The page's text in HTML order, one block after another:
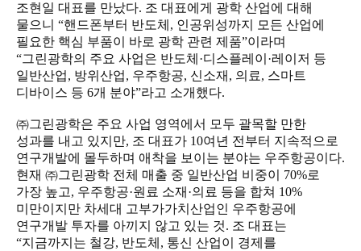
조현일 대표를 만났다. 조 대표에게 광학 산업에 대해
물으니 “핸드폰부터 반도체, 인공위성까지 모든 산업에
필요한 핵심 부품이 바로 광학 관련 제품”이라며
“그린광학의 주요 사업은 반도체·디스플레이·레이저 등
일반산업, 방위산업, 우주항공, 신소재, 의료, 스마트
디바이스 등 6개 분야”라고 소개했다.
㈜그린광학은 주요 사업 영역에서 모두 괄목할 만한
성과를 내고 있지만, 조 대표가 10여년 전부터 지속적으로
연구개발에 몰두하며 애착을 보이는 분야는 우주항공이다.
현재 ㈜그린광학 전체 매출 중 일반산업 비중이 70%로
가장 높고, 우주항공·원료 소재·의료 등을 합쳐 10%
미만이지만 차세대 고부가가치산업인 우주항공에
연구개발 투자를 아끼지 않고 있는 것. 조 대표는
“지금까지는 철강, 반도체, 통신 산업이 경제를